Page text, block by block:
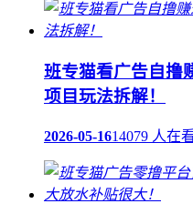
班专猫看广告自撸
项目玩法拆解！
2026-05-1614079 人在